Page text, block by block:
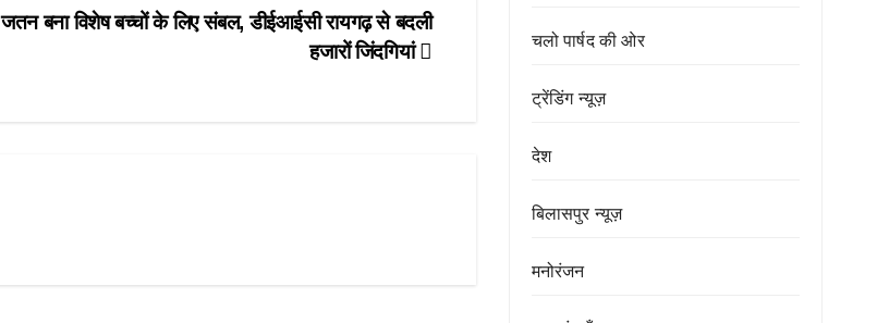
जतन बना विशेष बच्चों के लिए संबल, डीईआईसी रायगढ़ से बदली
हजारों जिंदगियां
चलो पार्षद की ओर
ट्रेंडिंग न्यूज़
देश
बिलासपुर न्यूज़
मनोरंजन